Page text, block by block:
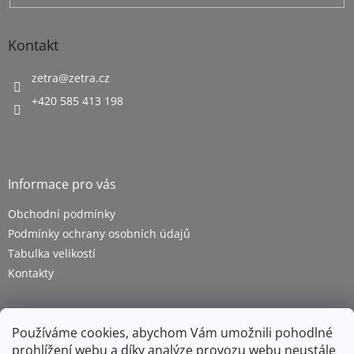
Používáme cookies, abychom Vám umožnili pohodlné
prohlížení webu a díky analýze provozu webu neustále
Kontakt
zetra@zetra.cz
+420 585 413 198
Informace pro vás
Obchodní podmínky
Podmínky ochrany osobních údajů
Tabulka velikostí
Kontakty